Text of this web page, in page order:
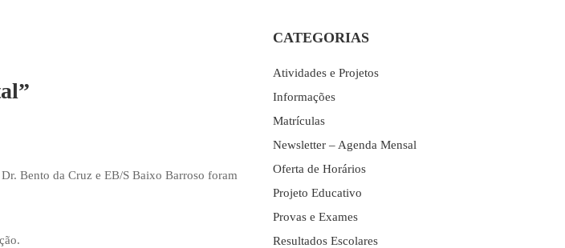
Bento da Cruz e EB/S Baixo Barroso foram
CATEGORIAS
Atividades e Projetos
Informações
Matrículas
Newsletter – Agenda Mensal
Oferta de Horários
Projeto Educativo
Provas e Exames
Resultados Escolares